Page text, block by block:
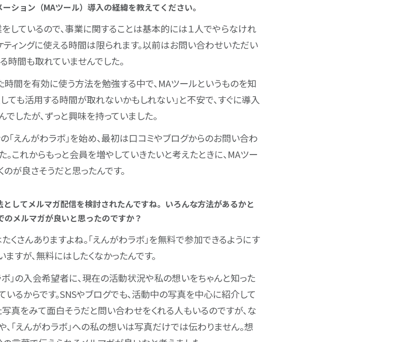
ション（MAツール）導入の経緯を教えてください。
しているので、事業に関することは基本的には１人でやらなけれ
ティングに使える時間は限られます。以前はお問い合わせいただい
時間も取れていませんでした。
時間を有効に使う方法を勉強する中で、MAツールというものを知
ても活用する時間が取れないかもしれない」と不安で、すぐに導入
したが、ずっと興味を持っていました。
「えんがわラボ」を始め、最初は口コミやブログからのお問い合わ
これからもっと会員を増やしていきたいと考えたときに、MAツー
が良さそうだと思ったんです。
してメルマガ配信を検討されたんですね。いろんな方法があるかと
メルマガが良いと思ったのですか？
さんありますよね。「えんがわラボ」を無料で参加できるようにす
すが、無料にはしたくなかったんです。
」の入会希望者に、現在の活動状況や私の想いをちゃんと知った
いるからです。SNSやブログでも、活動中の写真を中心に紹介して
写真をみて面白そうだと問い合わせをくれる人もいるのですが、な
「えんがわラボ」への私の想いは写真だけでは伝わりません。想